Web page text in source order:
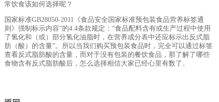
常饮食该如何选择呢？
国家标准GB28050-2011《食品安全国家标准预包装食品营养标签通
则》强制标示内容”的4.4条款规定：“食品配料含有或生产过程中使用
了氢化和（或）部分氢化油脂时，在营养成分表中还应标示出反式脂
肪（酸）的含量”。所以当我们购买预包装食品时，完全可以通过标签
查看反式脂肪酸的含量，而对于没有包装的餐饮食品，那了解了哪些
食物含有反式脂肪酸后，怎么选择相信大家已经心里有数了。